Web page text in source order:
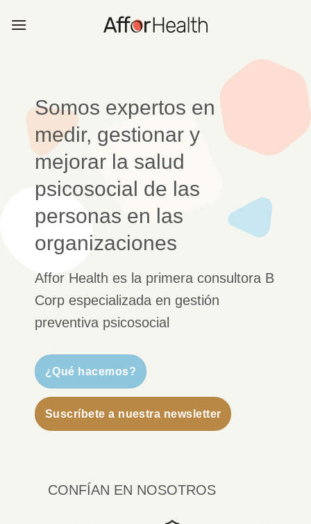
Somos expertos en
medir, gestionar y
mejorar la salud
psicosocial de las
personas en las
organizaciones
Affor Health es la primera consultora B
Corp especializada en gestión
preventiva psicosocial
¿Qué hacemos?
Suscríbete a nuestra newsletter
CONFÍAN EN NOSOTROS